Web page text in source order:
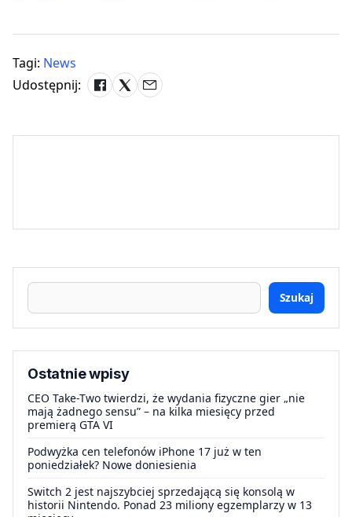
Tagi: News
Udostępnij:
Szukaj
Ostatnie wpisy
CEO Take-Two twierdzi, że wydania fizyczne gier „nie
mają żadnego sensu” – na kilka miesięcy przed
premierą GTA VI
Podwyżka cen telefonów iPhone 17 już w ten
poniedziałek? Nowe doniesienia
Switch 2 jest najszybciej sprzedającą się konsolą w
historii Nintendo. Ponad 23 miliony egzemplarzy w 13